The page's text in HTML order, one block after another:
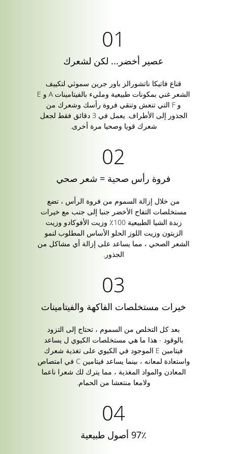
عصير أخضر... لكن لشعرك
قناع فاتيكا ناتشورالز باور جرين سموثي لتكييف
الشعر غني بمكونات طبيعية ومليء بالفيتامينات A و E
و F التي تنعش وتنقي فروة رأسك وشعرك من
الجذور إلى الأطراف. يعمل في 3 دقائق فقط لجعل
شعرك قويا وصحيا مرة أخرى.
فروة رأس صحية = شعر صحي
من خلال إزالة السموم من فروة الرأس ، تضع
مستخلصات التفاح الأخضر جنبا إلى جنب مع خيرات
زبدة الشيا الطبيعية 100٪ وزيت الأفوكادو وزيت
الزيتون وزيت اللوز الحلو الأساس المطلوب لنمو
الشعر الصحي ، مما يساعد على إزالة أي مشاكل من
الجذور.
خيرات مستخلصات الفاكهة والفيتامينات
بعد كل التخلص من السموم ، تحتاج إلى التزود
بالوقود - هذا ما هي مستخلصات الكيوي ل يساعد
فيتامين E الموجود في الكيوي على تغذية شعرك
واستعادة لمعانه ، بينما يساعد فيتامين C في امتصاص
المعادن والمواد المغذية ، مما يترك لك شعرا ناعما
ولامعا منتعشا من الحمام.
97٪ أصول طبيعية